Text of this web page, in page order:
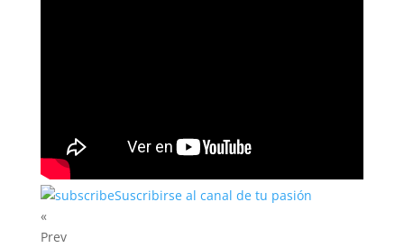
Suscribirse al canal de tu pasión
«
Prev